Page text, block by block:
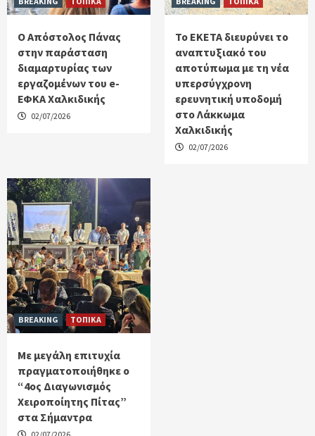
Ο Απόστολος Πάνας
στην παράσταση
διαμαρτυρίας των
εργαζομένων του e-
ΕΦΚΑ Χαλκιδικής
02/07/2026
Το ΕΚΕΤΑ διευρύνει το
αναπτυξιακό του
αποτύπωμα με τη νέα
υπερσύγχρονη
ερευνητική υποδομή
στο Λάκκωμα
Χαλκιδικής
02/07/2026
BREAKING ΤΟΠΙΚΑ
Με μεγάλη επιτυχία
πραγματοποιήθηκε ο
“4ος Διαγωνισμός
Χειροποίητης Πίτας”
στα Σήμαντρα